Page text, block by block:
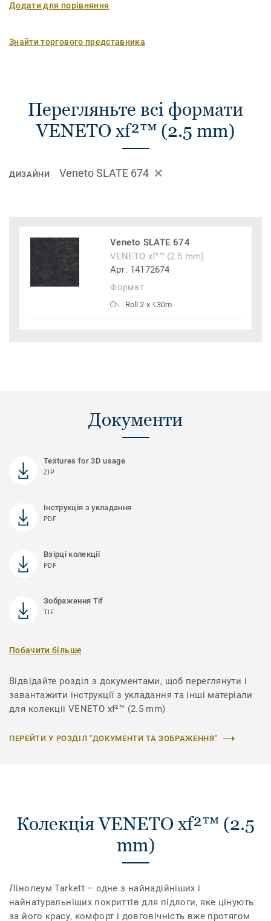
Додати для порівняння
Знайти торгового представника
Перегляньте всі формати
VENETO xf²™ (2.5 mm)
ДИЗАЙНИ Veneto SLATE 674
Veneto SLATE 674
VENETO xf²™ (2.5 mm)
Арт. 14172674
Формат
Roll 2 x ≤30m
Документи
Textures for 3D usage
ZIP
Інструкція з укладання
PDF
Взірці колекції
PDF
Зображення Tif
TIF
Побачити більше
Відвідайте розділ з документами, щоб переглянути і
завантажити інструкції з укладання та інші матеріали
для колекції VENETO xf²™ (2.5 mm)
ПЕРЕЙТИ У РОЗДІЛ "ДОКУМЕНТИ ТА ЗОБРАЖЕННЯ"
Колекція VENETO xf²™ (2.5
mm)
Лінолеум Tarkett – одне з найнадійніших і
найнатуральніших покриттів для підлоги, яке цінують
за його красу, комфорт і довговічність вже протягом